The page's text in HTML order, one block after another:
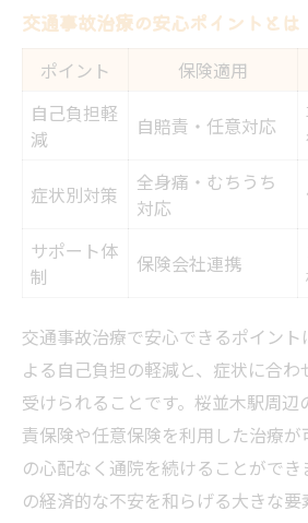
交通事故治療の安心ポイントとは
ポイント 保険適用
自己負担軽
減
自賠責・任意対応
症状別対策
全身痛・むちうち
対応
サポート体
制
保険会社連携
交通事故治療で安心できるポイン
よる自己負担の軽減と、症状に合
受けられることです。桜並木駅周辺
責保険や任意保険を利用した治療
の心配なく通院を続けることがで
の経済的な不安を和らげる大きな要